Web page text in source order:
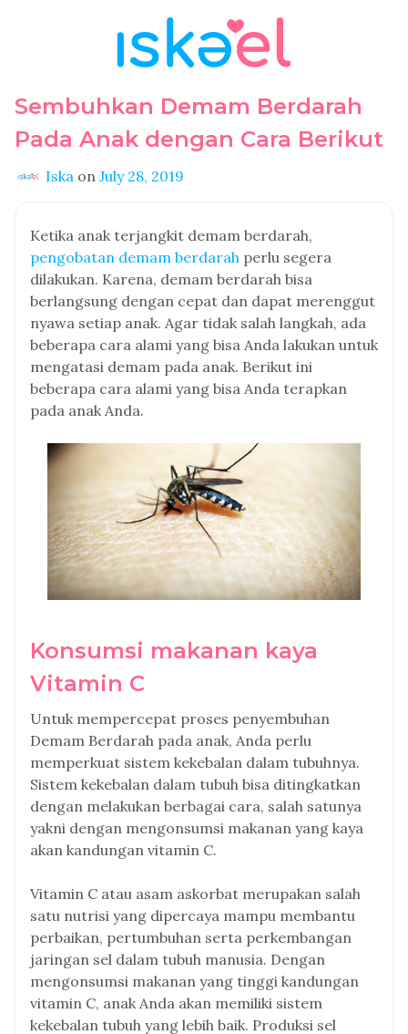
Sembuhkan Demam Berdarah
Pada Anak dengan Cara Berikut
Iska on July 28, 2019
Ketika anak terjangkit demam berdarah,
pengobatan demam berdarah perlu segera
dilakukan. Karena, demam berdarah bisa
berlangsung dengan cepat dan dapat merenggut
nyawa setiap anak. Agar tidak salah langkah, ada
beberapa cara alami yang bisa Anda lakukan untuk
mengatasi demam pada anak. Berikut ini
beberapa cara alami yang bisa Anda terapkan
pada anak Anda.
Konsumsi makanan kaya
Vitamin C
Untuk mempercepat proses penyembuhan
Demam Berdarah pada anak, Anda perlu
memperkuat sistem kekebalan dalam tubuhnya.
Sistem kekebalan dalam tubuh bisa ditingkatkan
dengan melakukan berbagai cara, salah satunya
yakni dengan mengonsumsi makanan yang kaya
akan kandungan vitamin C.
Vitamin C atau asam askorbat merupakan salah
satu nutrisi yang dipercaya mampu membantu
perbaikan, pertumbuhan serta perkembangan
jaringan sel dalam tubuh manusia. Dengan
mengonsumsi makanan yang tinggi kandungan
vitamin C, anak Anda akan memiliki sistem
kekebalan tubuh yang lebih baik. Produksi sel